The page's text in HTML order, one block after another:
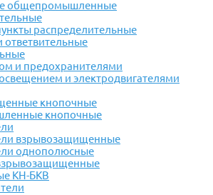
общепромышленные
распределительные
и предохранителями
и электродвигателями
кнопочные
кнопочные
взрывозащищенные
однополюсные
КН-БКВ